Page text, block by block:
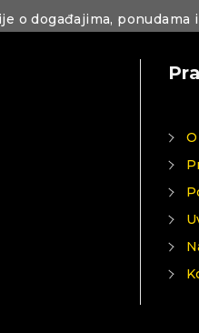
o događajima, ponudama